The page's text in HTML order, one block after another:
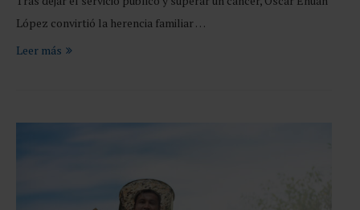
López convirtió la herencia familiar …
Leer más